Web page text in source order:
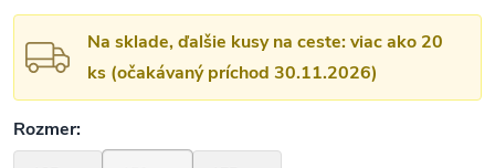
Na sklade, ďalšie kusy na ceste: viac ako 20
ks (očakávaný príchod 30.11.2026)